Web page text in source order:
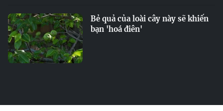
Bẻ quả của loài cây này sẽ khiến
bạn 'hoá điên'